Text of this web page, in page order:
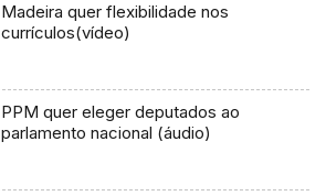
Madeira quer flexibilidade nos
currículos(vídeo)
PPM quer eleger deputados ao
parlamento nacional (áudio)